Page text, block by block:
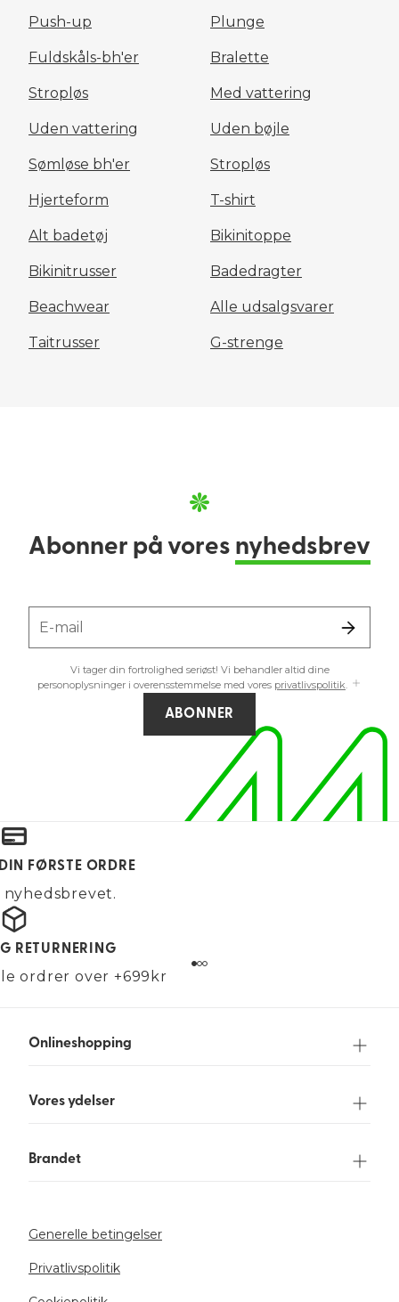
Push-up Plunge
Fuldskåls-bh'er Bralette
Stropløs Med vattering
Uden vattering Uden bøjle
Sømløse bh'er Stropløs
Hjerteform T-shirt
Alt badetøj Bikinitoppe
Bikinitrusser Badedragter
Beachwear Alle udsalgsvarer
Taitrusser G-strenge
Abonner på vores nyhedsbrev
E-mail
Vi tager din fortrolighed seriøst! Vi behandler altid dine
personoplysninger i overensstemmelse med vores privatlivspolitik.
ABONNER
FØRSTE ORDRE
RETURNERING
ordrer over +699kr
Onlineshopping
Vores ydelser
Brandet
Generelle betingelser
Privatlivspolitik